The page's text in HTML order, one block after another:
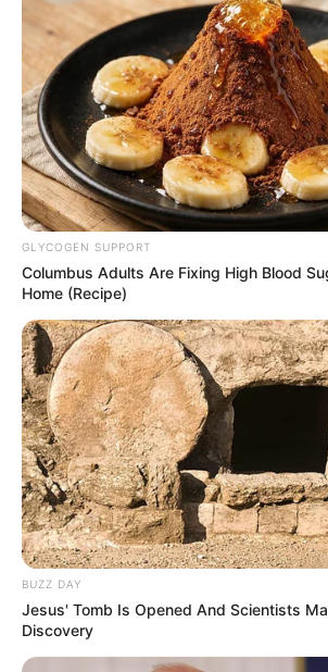
GLYCOGEN SUPPORT
Columbus Adults Are Fixing High Blood
Home (Recipe)
BUZZ DAY
Jesus' Tomb Is Opened And Scientists
Discovery